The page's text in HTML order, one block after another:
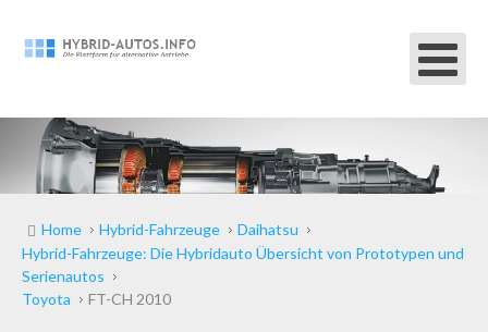
Home Hybrid-Fahrzeuge
Daihatsu
Hybrid-Fahrzeuge: Die Hybridauto Übersicht von Prototypen und
Serienautos
Toyota
FT-CH 2010